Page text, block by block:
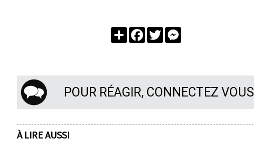
PartagerFacebook
TwitterMessenger
POUR RÉAGIR, CONNECTEZ VOUS
À LIRE AUSSI